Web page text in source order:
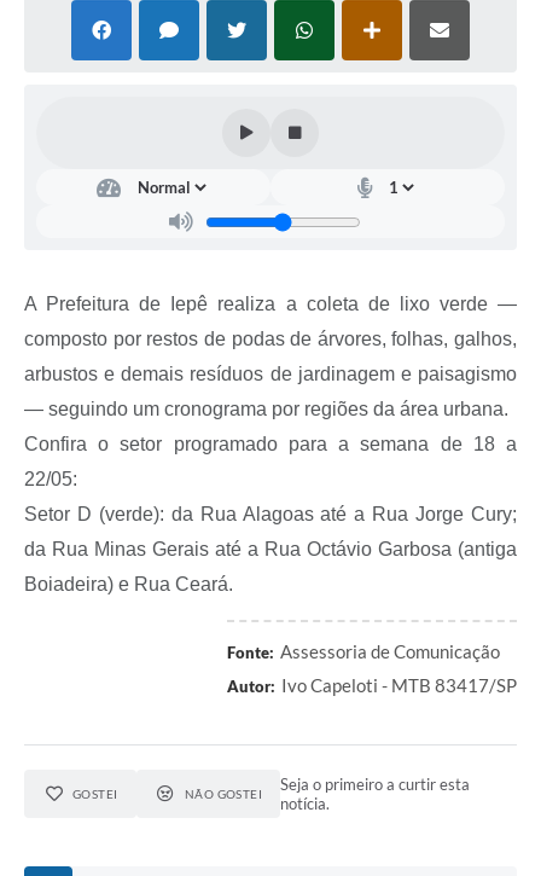
Mapa de estradas rurais
Acessibilidade
Notícias
Secretarias
Serviços Online
Telefones Úteis
Serviço de Informação ao Cidadão (SIC)
A Prefeitura de Iepê realiza a coleta de lixo verde —
composto por restos de podas de árvores, folhas, galhos,
arbustos e demais resíduos de jardinagem e paisagismo
— seguindo um cronograma por regiões da área urbana.
Confira o setor programado para a semana de 18 a
22/05:
Setor D (verde): da Rua Alagoas até a Rua Jorge Cury;
da Rua Minas Gerais até a Rua Octávio Garbosa (antiga
Boiadeira) e Rua Ceará.
Fonte: Assessoria de Comunicação
Autor: Ivo Capeloti - MTB 83417/SP
GOSTEI NÃO GOSTEI
Seja o primeiro a curtir esta
notícia.